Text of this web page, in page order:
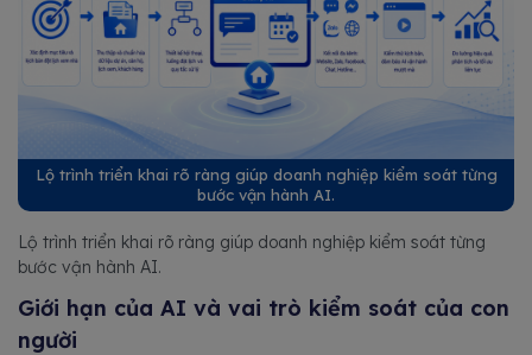
Lộ trình triển khai rõ ràng giúp doanh nghiệp kiểm soát từng
bước vận hành AI.
Lộ trình triển khai rõ ràng giúp doanh nghiệp kiểm soát từng
bước vận hành AI.
Giới hạn của AI và vai trò kiểm soát của con
người